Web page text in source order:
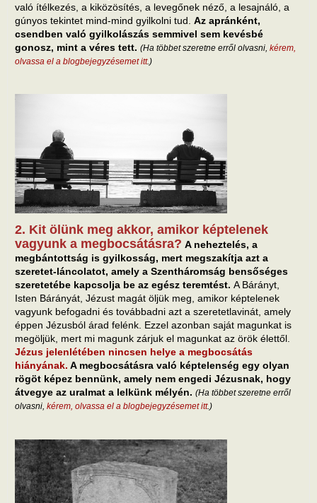
való ítélkezés, a kiközösítés, a levegőnek néző, a lesajnáló, a
gúnyos tekintet mind-mind gyilkolni tud. Az apránként,
csendben való gyilkolászás semmivel sem kevésbé
gonosz, mint a véres tett. (Ha többet szeretne erről olvasni, kérem,
olvassa el a blogbejegyzésemet itt.)
2. Kit ölünk meg akkor, amikor képtelenek
vagyunk a megbocsátásra? A neheztelés, a
megbántottság is gyilkosság, mert megszakítja azt a
szeretet-láncolatot, amely a Szentháromság bensőséges
szeretetébe kapcsolja be az egész teremtést. A Bárányt,
Isten Bárányát, Jézust magát öljük meg, amikor képtelenek
vagyunk befogadni és továbbadni azt a szeretetlavinát, amely
éppen Jézusból árad felénk. Ezzel azonban saját magunkat is
megöljük, mert mi magunk zárjuk el magunkat az örök élettől.
Jézus jelenlétében nincsen helye a megbocsátás
hiányának. A megbocsátásra való képtelenség egy olyan
rögöt képez bennünk, amely nem engedi Jézusnak, hogy
átvegye az uralmat a lelkünk mélyén. (Ha többet szeretne erről
olvasni, kérem, olvassa el a blogbejegyzésemet itt.)